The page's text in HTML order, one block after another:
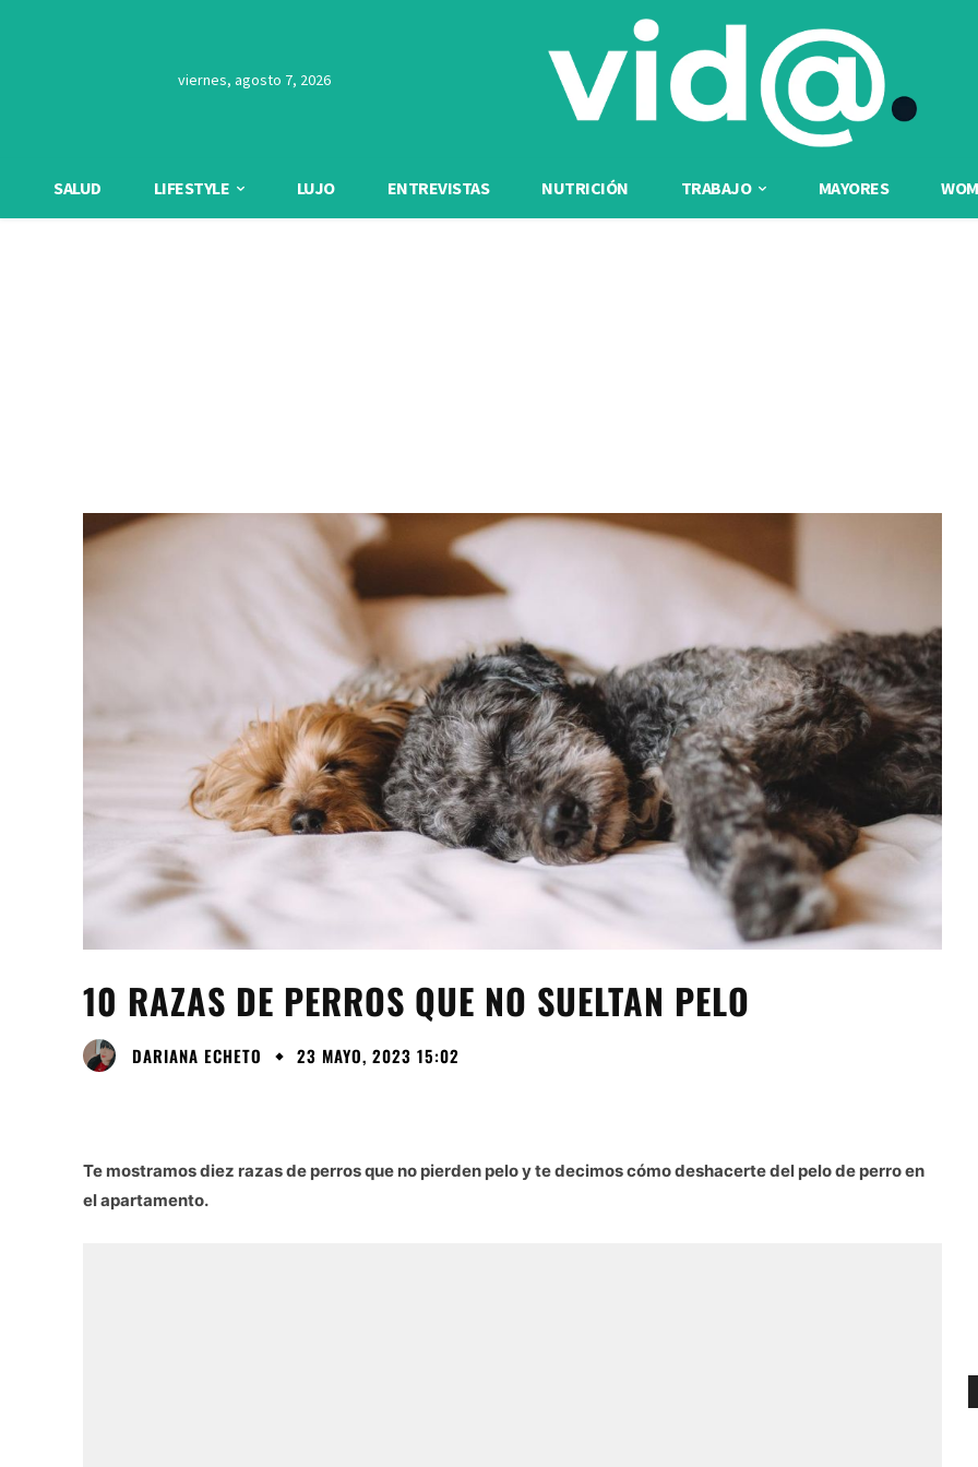
viernes, agosto 7, 2026
SALUD LIFESTYLE LUJO ENTREVISTAS NUTRICIÓN TRABAJO MAYORES
10 RAZAS DE PERROS QUE NO SUELTAN PELO
DARIANA ECHETO 23 MAYO, 2023 15:02
Te mostramos diez razas de perros que no pierden pelo y te decimos cómo deshacerte del pelo de perro en
el apartamento.